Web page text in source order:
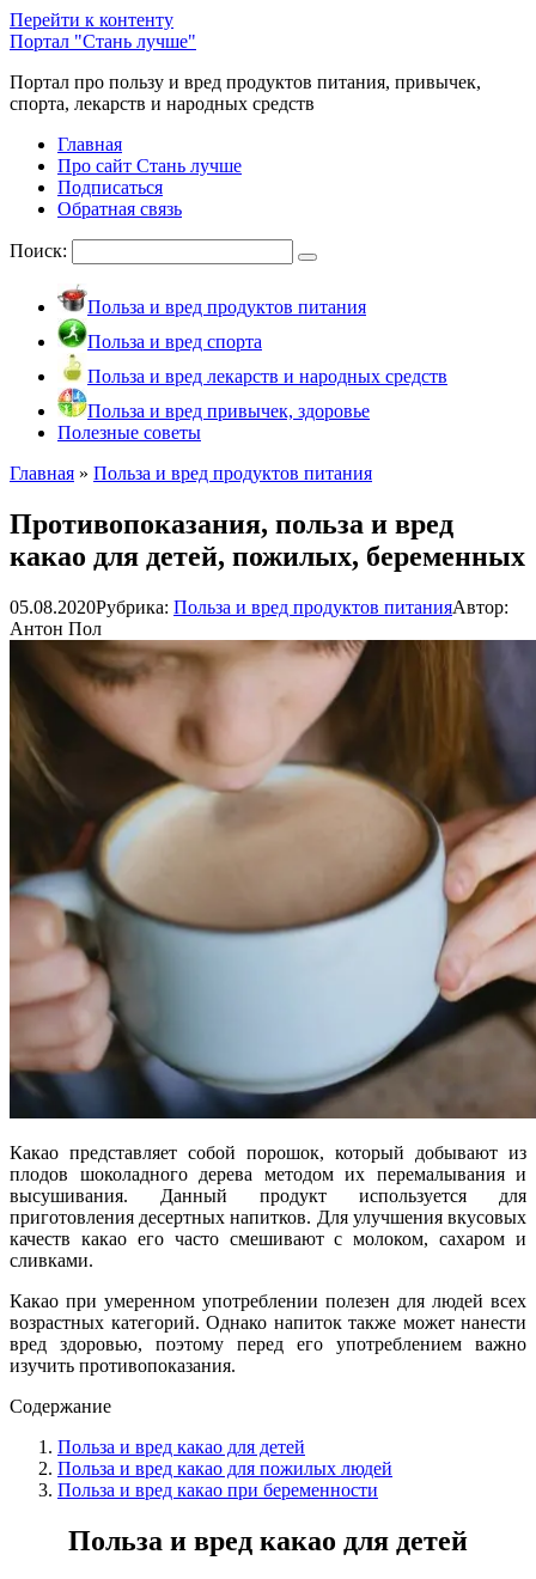
Перейти к контенту
Портал "Стань лучше"
Портал про пользу и вред продуктов питания, привычек,
спорта, лекарств и народных средств
Главная
Про сайт Стань лучше
Подписаться
Обратная связь
Поиск:
Польза и вред продуктов питания
Польза и вред спорта
Польза и вред лекарств и народных средств
Польза и вред привычек, здоровье
Полезные советы
Главная » Польза и вред продуктов питания
Противопоказания, польза и вред
какао для детей, пожилых, беременных
05.08.2020Рубрика: Польза и вред продуктов питанияАвтор:
Антон Пол
Какао представляет собой порошок, который добывают из
плодов шоколадного дерева методом их перемалывания и
высушивания. Данный продукт используется для
приготовления десертных напитков. Для улучшения вкусовых
качеств какао его часто смешивают с молоком, сахаром и
сливками.
Какао при умеренном употреблении полезен для людей всех
возрастных категорий. Однако напиток также может нанести
вред здоровью, поэтому перед его употреблением важно
изучить противопоказания.
Содержание
Польза и вред какао для детей
Польза и вред какао для пожилых людей
Польза и вред какао при беременности
Польза и вред какао для детей